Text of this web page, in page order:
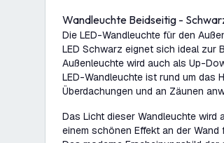
Wandleuchte Beidseitig -
Die LED-Wandleuchte für den
LED Schwarz eignet sich ideal zur
Außenleuchte wird auch als Up-
LED-Wandleuchte ist rund um das
Überdachungen und an Zäunen
Das Licht dieser Wandleuchte wird
einem schönen Effekt an der Wand